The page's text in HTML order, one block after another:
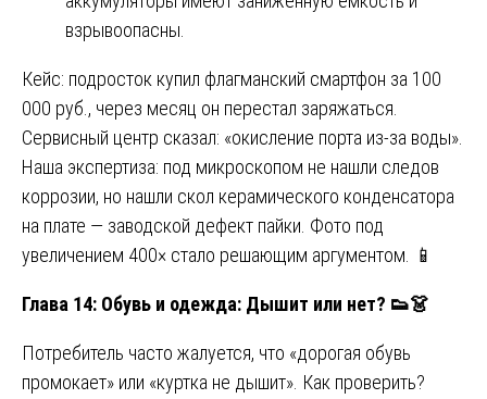
взрывоопасны.
Кейс: подросток купил флагманский смартфон за 100
000 руб., через месяц он перестал заряжаться.
Сервисный центр сказал: «окисление порта из-за воды».
Наша экспертиза: под микроскопом не нашли следов
коррозии, но нашли скол керамического конденсатора
на плате — заводской дефект пайки. Фото под
увеличением 400× стало решающим аргументом. 📱
Глава 14: Обувь и одежда: Дышит или нет? 👟👗
Потребитель часто жалуется, что «дорогая обувь
промокает» или «куртка не дышит». Как проверить?